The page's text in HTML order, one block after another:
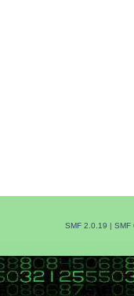
SMF 2.0.19 | SMF